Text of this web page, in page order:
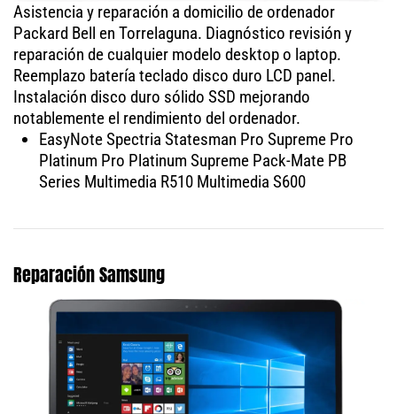
Asistencia y reparación a domicilio de ordenador
Packard Bell en Torrelaguna. Diagnóstico revisión y
reparación de cualquier modelo desktop o laptop.
Reemplazo batería teclado disco duro LCD panel.
Instalación disco duro sólido SSD mejorando
notablemente el rendimiento del ordenador.
EasyNote Spectria Statesman Pro Supreme Pro
Platinum Pro Platinum Supreme Pack-Mate PB
Series Multimedia R510 Multimedia S600
Reparación Samsung